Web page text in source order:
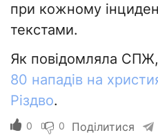
при кожному
текстами.
Як повідомляла СПЖ,
80 нападів на
Різдво.
0 0 Поділитися